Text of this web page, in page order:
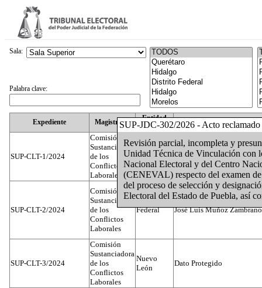
SUP-JDC-302/2026 - Acto reclamado
Revisión parcial, incompleta y
Unidad Técnica de Vinculación con
Nacional Electoral y del Centro
(CENEVAL) respecto del examen
del proceso de selección y
Electoral del Estado de Puebla, así
Expediente Magistrado
Entidad
Federativa
SUP-CLT-1/2024
Comisión
Sustanciadora
de los
Conflictos
Laborales
Federal Juan José Serrato Velasco
SUP-CLT-2/2024
Comisión
Sustanciadora
de los
Conflictos
Laborales
Federal José Luis Muñoz Zambrano
SUP-CLT-3/2024
Comisión
Sustanciadora
de los
Conflictos
Laborales
Nuevo
León
Dato Protegido
Sala:
Palabra clave: